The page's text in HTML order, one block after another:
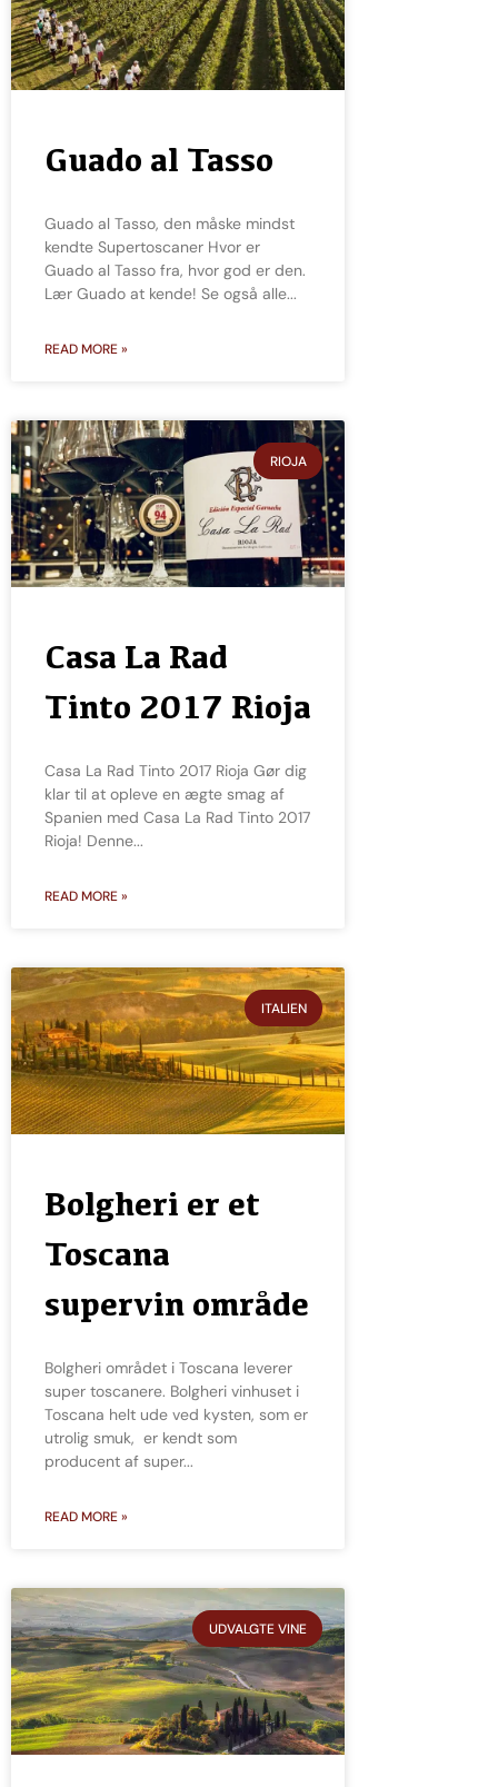
Guado al Tasso
Guado al Tasso, den måske mindst
kendte Supertoscaner Hvor er
Guado al Tasso fra, hvor god er den.
Lær Guado at kende! Se også alle
READ MORE »
RIOJA
Casa La Rad
Tinto 2017 Rioja
Casa La Rad Tinto 2017 Rioja Gør dig
klar til at opleve en ægte smag af
Spanien med Casa La Rad Tinto 2017
Rioja! Denne
READ MORE »
ITALIEN
Bolgheri er et
Toscana
supervin område
Bolgheri området i Toscana leverer
super toscanere. Bolgheri vinhuset i
Toscana helt ude ved kysten, som er
utrolig smuk, er kendt som
producent af super
READ MORE »
UDVALGTE VINE